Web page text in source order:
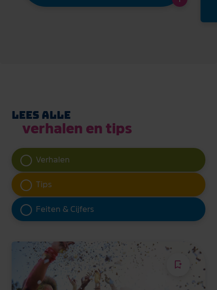
Lees alle
verhalen en tips
Verhalen
Tips
Feiten & Cijfers